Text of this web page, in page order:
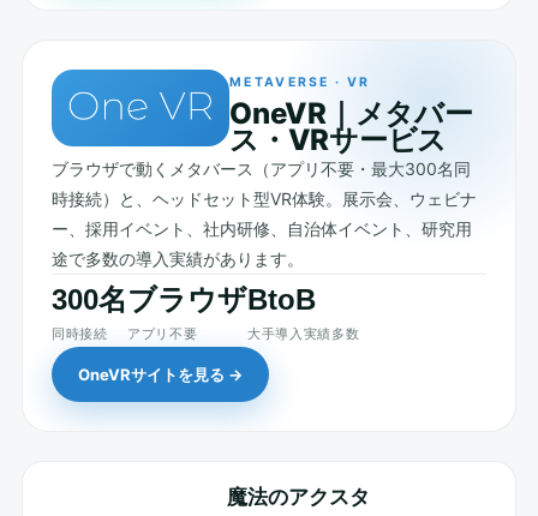
METAVERSE · VR
OneVR｜メタバー
ス・VRサービス
ブラウザで動くメタバース（アプリ不要・最大300名同
時接続）と、ヘッドセット型VR体験。展示会、ウェビナ
ー、採用イベント、社内研修、自治体イベント、研究用
途で多数の導入実績があります。
300名
同時接続
ブラウザ
アプリ不要
BtoB
大手導入実績多数
OneVRサイトを見る →
魔法のアクスタ